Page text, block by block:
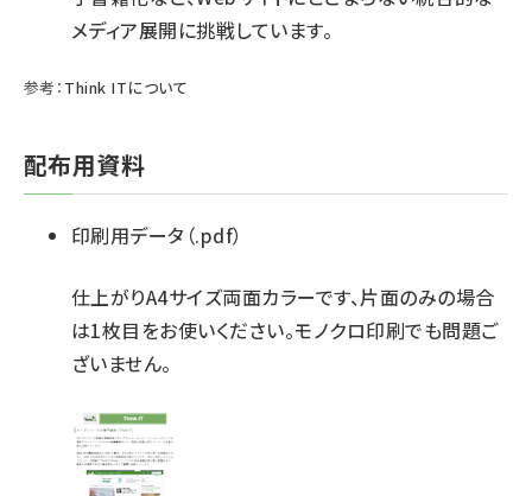
メディア展開に挑戦しています。
参考： Think ITについて
配布用資料
印刷用データ（.pdf）
仕上がりA4サイズ両面カラーです、片面のみの場合
は1枚目をお使いください。モノクロ印刷でも問題ご
ざいません。